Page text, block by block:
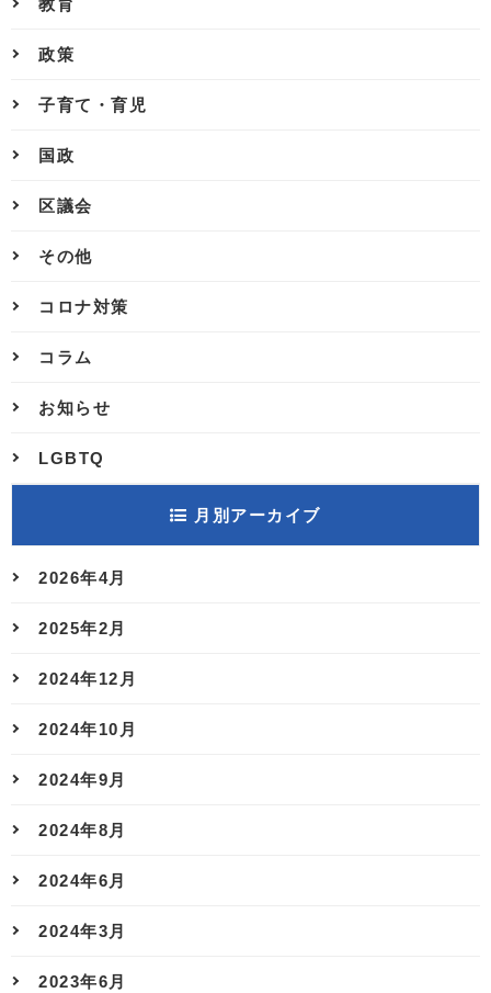
教育
政策
子育て・育児
国政
区議会
その他
コロナ対策
コラム
お知らせ
LGBTQ
月別アーカイブ
2026年4月
2025年2月
2024年12月
2024年10月
2024年9月
2024年8月
2024年6月
2024年3月
2023年6月